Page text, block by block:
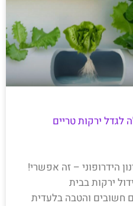
ירקות טריים
הידרופוני – זה אפשרי!
ירקות בבית
והטבה בלעדית